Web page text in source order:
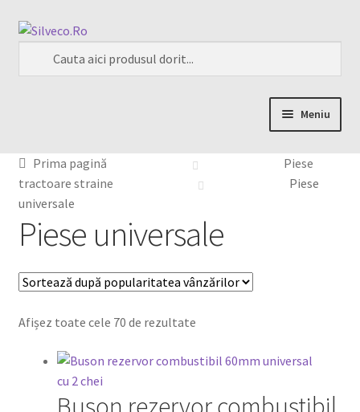
Meniu
Despre
Magazin
My account
Contact
Prima pagină
Piese
tractoare straine
Piese
universale
Piese universale
Afișez toate cele 70 de rezultate